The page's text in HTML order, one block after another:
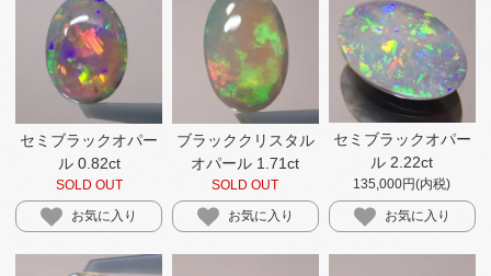
セミブラックオパー
ル 0.82ct
SOLD OUT
お気に入り
ブラッククリスタル
オパール 1.71ct
SOLD OUT
お気に入り
セミブラックオパー
ル 2.22ct
135,000円(内税)
お気に入り